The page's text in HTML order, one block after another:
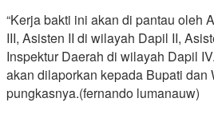
“Kerja bakti ini akan di pantau oleh
III, Asisten II di wilayah Dapil II,
Inspektur Daerah di wilayah Dapil
akan dilaporkan kepada Bupati dan
pungkasnya.(fernando lumanauw)